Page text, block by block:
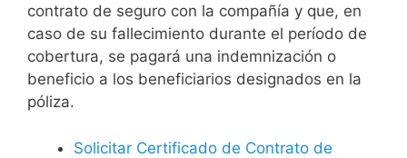
contrato de seguro con la compañía y que, en
caso de su fallecimiento durante el período de
cobertura, se pagará una indemnización o
beneficio a los beneficiarios designados en la
póliza.
Solicitar Certificado de Contrato de